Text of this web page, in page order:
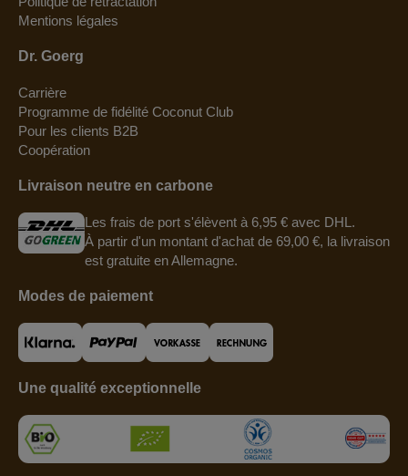
Mentions légales
Dr. Goerg
Carrière
Programme de fidélité Coconut Club
Pour les clients B2B
Coopération
Livraison neutre en carbone
Les frais de port s'élèvent à 6,95 € avec DHL.
À partir d'un montant d'achat de 69,00 €, la livraison
est gratuite en Allemagne.
Modes de paiement
Une qualité exceptionnelle